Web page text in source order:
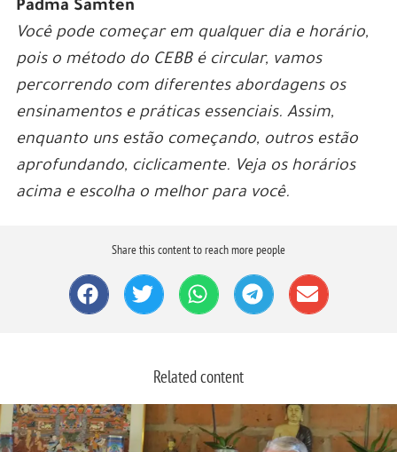
Padma Samten
Você pode começar em qualquer dia e horário,
pois o método do CEBB é circular, vamos
percorrendo com diferentes abordagens os
ensinamentos e práticas essenciais. Assim,
enquanto uns estão começando, outros estão
aprofundando, ciclicamente. Veja os horários
acima e escolha o melhor para você.
Share this content to reach more people
Related content